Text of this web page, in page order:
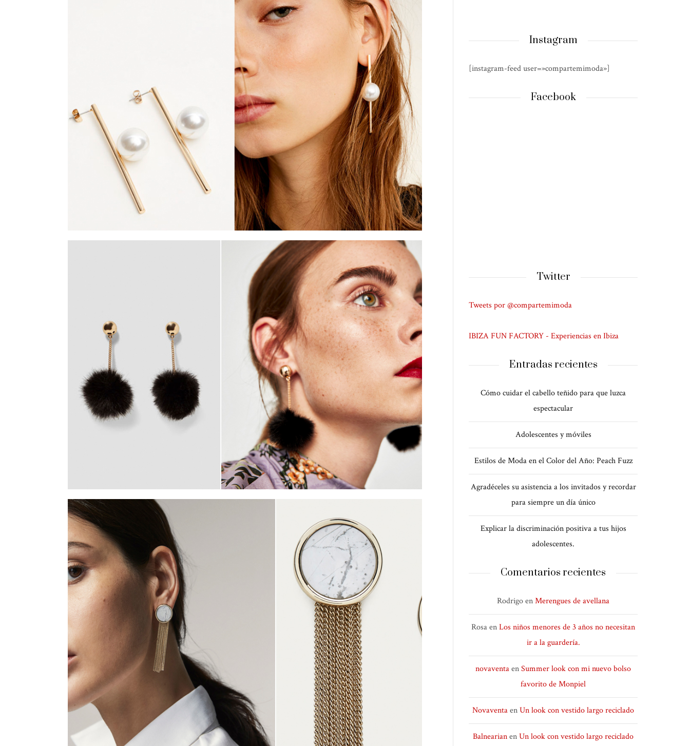
Instagram
[instagram-feed user=»compartemimoda»]
Facebook
Twitter
Tweets por @compartemimoda
IBIZA FUN FACTORY - Experiencias en Ibiza
Entradas recientes
Cómo cuidar el cabello teñido para que luzca
espectacular
Adolescentes y móviles
Estilos de Moda en el Color del Año: Peach Fuzz
Agradéceles su asistencia a los invitados y recordar
para siempre un día único
Explicar la discriminación positiva a tus hijos
adolescentes.
Comentarios recientes
RodrigoenMerengues de avellana
RosaenLos niños menores de 3 años no necesitan
ir a la guardería.
novaventaenSummer look con mi nuevo bolso
favorito de Monpiel
NovaventaenUn look con vestido largo reciclado
BalnearianenUn look con vestido largo reciclado